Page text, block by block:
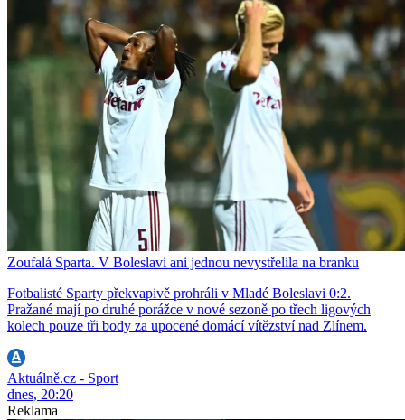
Zoufalá Sparta. V Boleslavi ani jednou nevystřelila na branku
Fotbalisté Sparty překvapivě prohráli v Mladé Boleslavi 0:2.
Pražané mají po druhé porážce v nové sezoně po třech ligových
kolech pouze tři body za upocené domácí vítězství nad Zlínem.
Aktuálně.cz - Sport
dnes, 20:20
Reklama